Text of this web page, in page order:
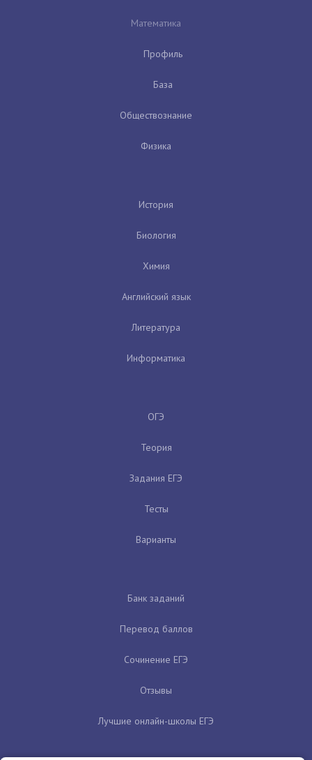
Математика
Профиль
База
Обществознание
Физика
История
Биология
Химия
Английский язык
Литература
Информатика
ОГЭ
Теория
Задания ЕГЭ
Тесты
Варианты
Банк заданий
Перевод баллов
Сочинение ЕГЭ
Отзывы
Лучшие онлайн-школы ЕГЭ